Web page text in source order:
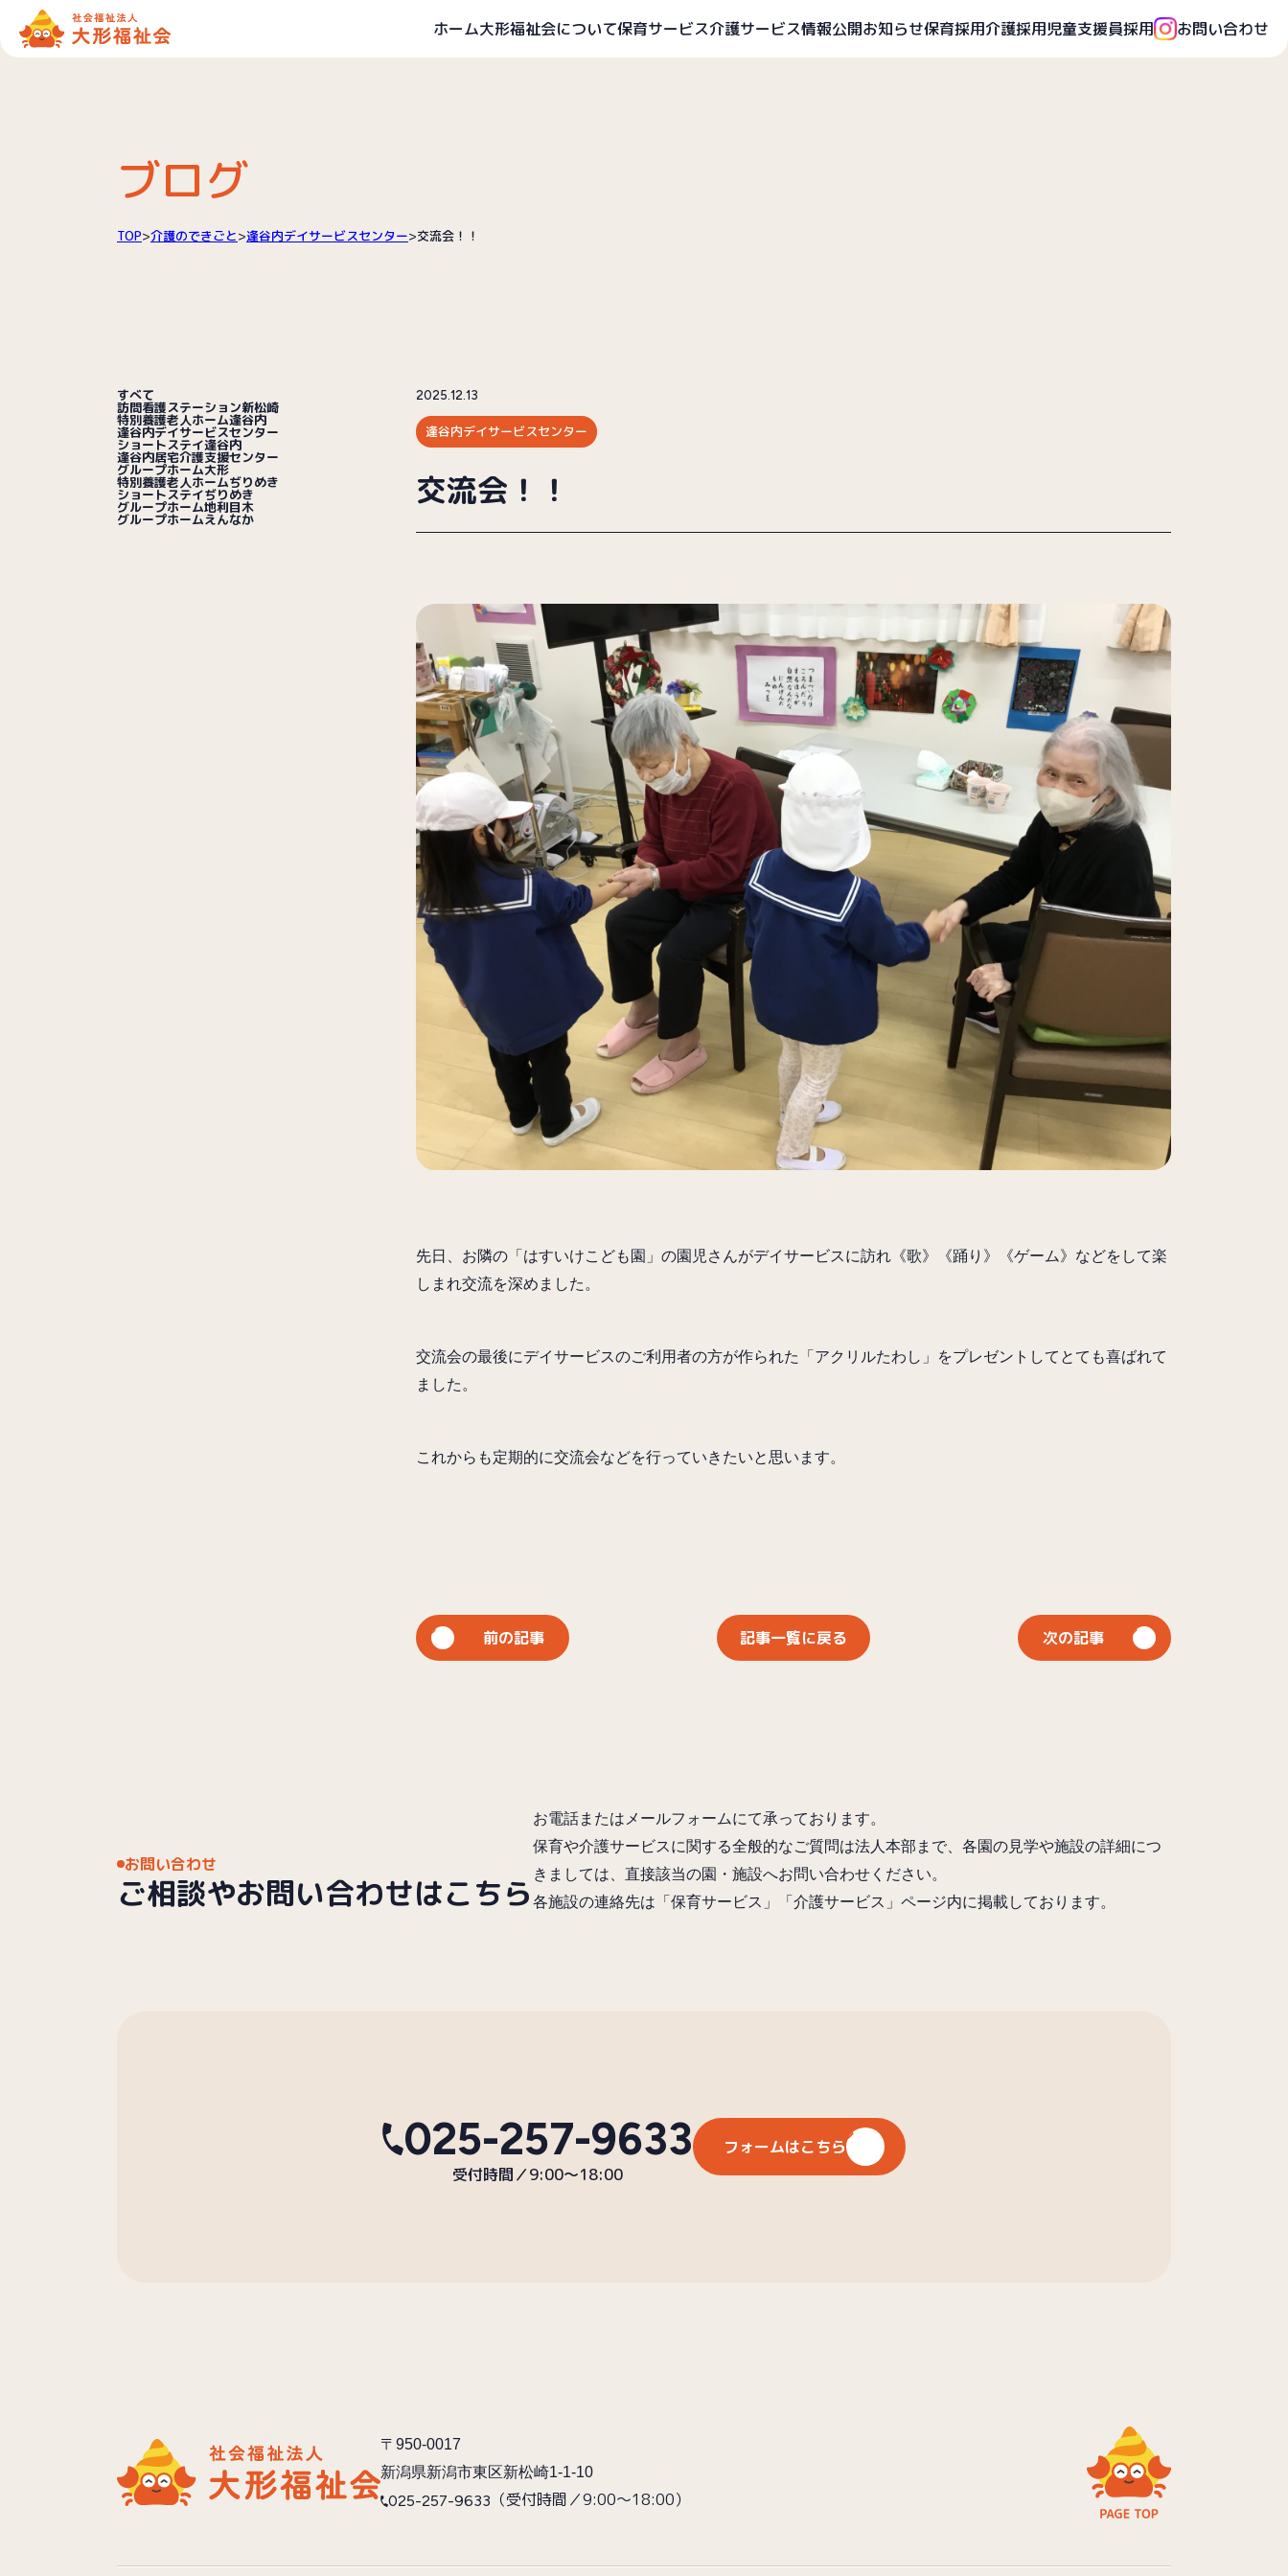
ホーム大形福祉会について保育サービス介護サービス情報公開お知らせ保育採用介護採用児童支援員採用 お問い合わせ
ブログ
TOP>介護のできごと>逢谷内デイサービスセンター>交流会！！
すべて
訪問看護ステーション新松崎
特別養護老人ホーム逢谷内
逢谷内デイサービスセンター
ショートステイ逢谷内
逢谷内居宅介護支援センター
グループホーム大形
特別養護老人ホームぢりめき
ショートステイぢりめき
グループホーム地利目木
グループホームえんなか
2025.12.13
逢谷内デイサービスセンター
交流会！！
先日、お隣の「はすいけこども園」の園児さんがデイサービスに訪れ《歌》《踊り》《ゲーム》などをして楽
しまれ交流を深めました。
交流会の最後にデイサービスのご利用者の方が作られた「アクリルたわし」をプレゼントしてとても喜ばれて
ました。
これからも定期的に交流会などを行っていきたいと思います。
前の記事 記事一覧に戻る 次の記事
お問い合わせ
ご相談やお問い合わせはこちら
お電話またはメールフォームにて承っております。
保育や介護サービスに関する全般的なご質問は法人本部まで、各園の見学や施設の詳細につ
きましては、直接該当の園・施設へお問い合わせください。
各施設の連絡先は「保育サービス」「介護サービス」ページ内に掲載しております。
025-257-9633
受付時間／9:00〜18:00
フォームはこちら
〒950-0017
新潟県新潟市東区新松崎1-1-10
025-257-9633 （受付時間／9:00〜18:00）